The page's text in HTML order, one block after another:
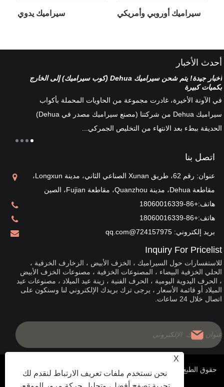
سيراميك يدوي سيراميك أوروبي وأمريكي
أحدث الأخبار
أخبار جيدة! يتم شحن سيراميك Dehua (كوب سيراميك) إلى الخارج
بكميات كبيرة
في الآونة الأخيرة، غادرت مجموعة من الحاويات المحملة بأكواب
سيراميك Dehua من شركتنا (مصنع سيراميك مصدر في Dehua)
الحديقة ببطء بعد الانتهاء من التخليص الجمركي...
اتصل بنا
عنوان: رقم 62، طريق Xunan الصناعي الثاني، مدينة Longxun،
مقاطعة Dehua، مدينة Quanzhou، مقاطعة Fujian، الصين
هاتف:+86-18060016339
هاتف:+86-18060016339
بريد إلكتروني: 724157975@qq.com
Inquiry For Pricelist
للاستفسارات حول السيراميك ، الخزف الأبيض ، الزخارف الخزفية ،
الحلي الخزفية البيضاء ، المصنوعات الخزفية ، مصنوعات الخزف الأبيض
، الحرف اليدوية اليومية ، الحرف الفنية ، زينة عيد الميلاد ، مصنوعات عيد
الميلاد أو قائمة الأسعار ، يرجى ترك بريدك الإلكتروني لنا وسنكون على
اتصال خلال 24 ساعات.
حقوق الطبع والنشر © 2020 China Fujian Dehua Jinruixiang
X
نحن نستخدم ملفات تعريف الارتباط لنقدم لك